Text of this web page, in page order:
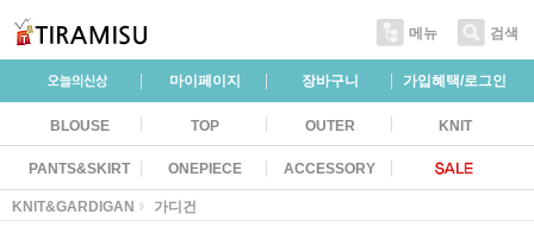
메뉴 검색
마이페이지 장바구니 가입혜택/로그인
BLOUSE TOP OUTER KNIT
PANTS&SKIRT ONEPIECE ACCESSORY
KNIT&GARDIGAN 가디건